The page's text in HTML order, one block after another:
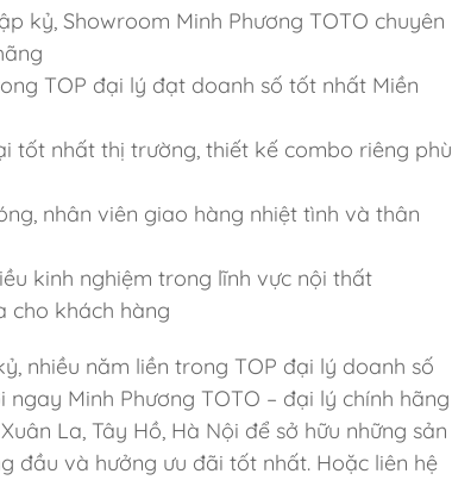
kỷ, Showroom Minh Phương TOTO chuyên
TOP đại lý đạt doanh số tốt nhất Miền
tốt nhất thị trường, thiết kế combo riêng phù
nhân viên giao hàng nhiệt tình và thân
kinh nghiệm trong lĩnh vực nội thất
cho khách hàng
nhiều năm liền trong TOP đại lý doanh số
Minh Phương TOTO – đại lý chính hãng
La, Tây Hồ, Hà Nội để sở hữu những sản
đầu và hưởng ưu đãi tốt nhất. Hoặc liên hệ